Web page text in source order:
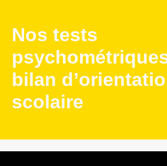
Nos tests
bilan
scolaire